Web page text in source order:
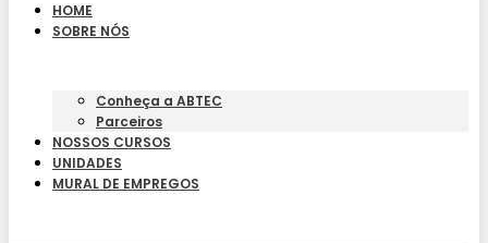
HOME
SOBRE NÓS
Conheça a ABTEC
Parceiros
NOSSOS CURSOS
UNIDADES
MURAL DE EMPREGOS